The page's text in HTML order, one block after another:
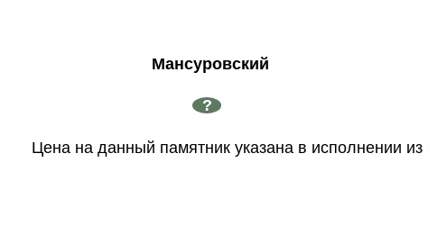
Мансуровский
?
Цена на данный памятник указана в исполнении